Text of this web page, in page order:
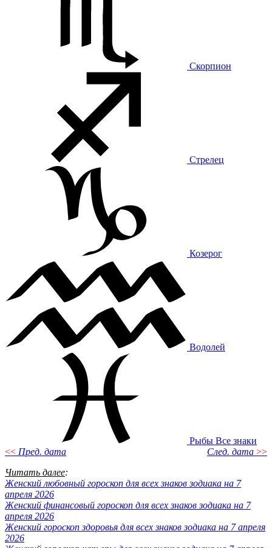
Скорпион
Стрелец
Козерог
Водолей
Рыбы Все знаки
<< Пред. дата След. дата >>
Читать далее:
Женский любовный гороскоп для всех знаков зодиака на 7
апреля 2026
Женский финансовый гороскоп для всех знаков зодиака на 7
апреля 2026
Женский гороскоп здоровья для всех знаков зодиака на 7 апреля
2026